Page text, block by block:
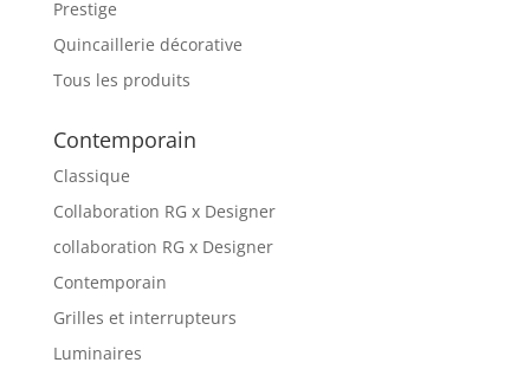
Prestige
Quincaillerie décorative
Tous les produits
Contemporain
Classique
Collaboration RG x Designer
collaboration RG x Designer
Contemporain
Grilles et interrupteurs
Luminaires